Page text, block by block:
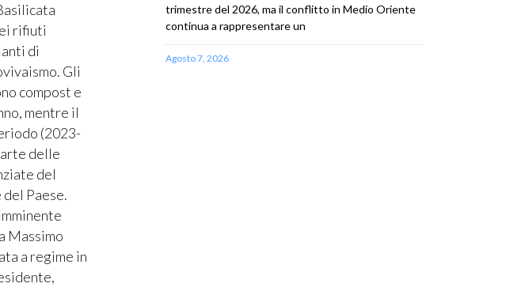
rifiuti
di
Gli
compost e
mentre il
(2023-
delle
del
Paese.
Massimo
a regime in
trimestre del 2026, ma il conflitto in Medio Oriente
continua a rappresentare un
Agosto 7, 2026